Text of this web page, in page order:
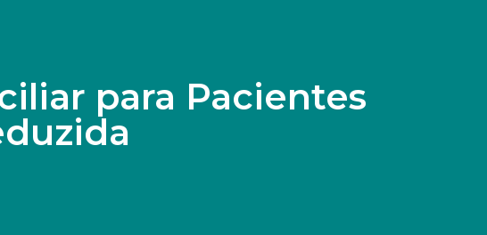
para Pacientes